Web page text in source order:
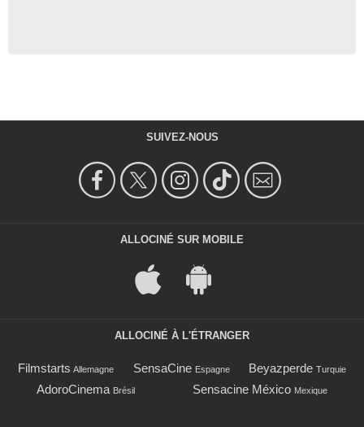
SUIVEZ-NOUS
ALLOCINÉ SUR MOBILE
ALLOCINÉ À L'ÉTRANGER
Filmstarts Allemagne SensaCine Espagne Beyazperde Turquie
AdoroCinema Brésil Sensacine México Mexique